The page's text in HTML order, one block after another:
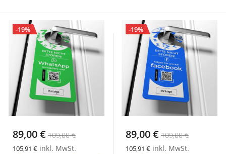
-19%
89,00 € 109,00 €
105,91 € inkl. MwSt.
-19%
89,00 € 109,00 €
105,91 € inkl. MwSt.